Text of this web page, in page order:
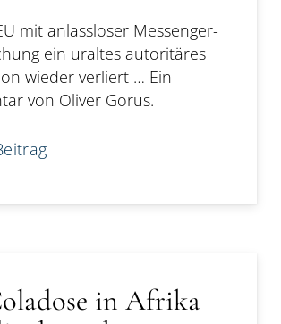
mit anlassloser Messenger-
ein uraltes autoritäres
wieder verliert … Ein
von Oliver Gorus.
in Afrika